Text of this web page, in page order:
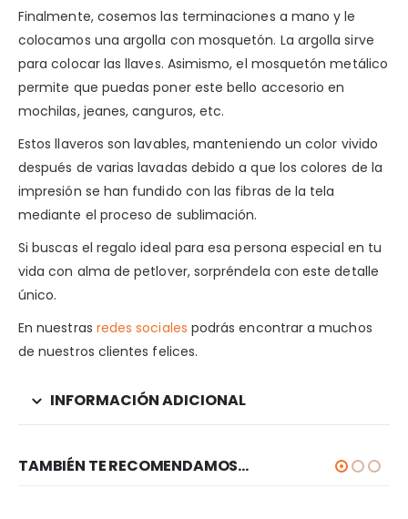
Finalmente, cosemos las terminaciones a mano y le
colocamos una argolla con mosquetón. La argolla sirve
para colocar las llaves. Asimismo, el mosquetón metálico
permite que puedas poner este bello accesorio en
mochilas, jeanes, canguros, etc.
Estos llaveros son lavables, manteniendo un color vivido
después de varias lavadas debido a que los colores de la
impresión se han fundido con las fibras de la tela
mediante el proceso de sublimación.
Si buscas el regalo ideal para esa persona especial en tu
vida con alma de petlover, sorpréndela con este detalle
único.
En nuestras redes sociales podrás encontrar a muchos
de nuestros clientes felices.
INFORMACIÓN ADICIONAL
TAMBIÉN TE RECOMENDAMOS…